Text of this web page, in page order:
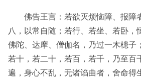
佛告王言：若欲灭烦恼障、报障
八，以常自随；若行、若坐、若卧，
佛陀、达摩、僧伽名，乃过一木槵子
若十，若二十，若百，若千，乃至百
遍，身心不乱，无诸谄曲者，舍命得